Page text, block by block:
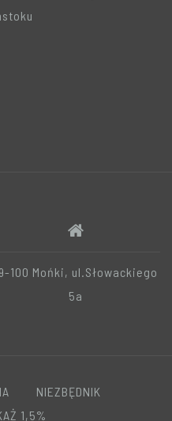
100 Mońki, ul.Słowackiego
5a
NIEZBĘDNIK
1,5%